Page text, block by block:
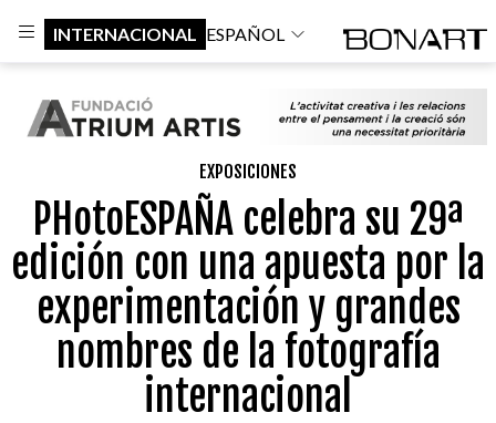
INTERNACIONAL ESPAÑOL
EXPOSICIONES
PHotoESPAÑA celebra su 29ª
edición con una apuesta por la
experimentación y grandes
nombres de la fotografía
internacional